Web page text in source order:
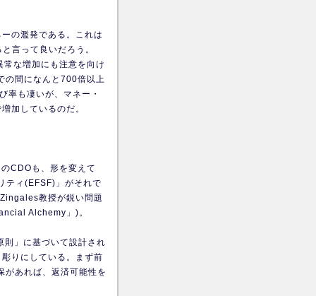
の濫発である。これは
言って良いだろう。
な増加にも注意を向け
の間になんと700倍以上
率も凄いが、マネー・
加しているのだ。
CDOも、形を変えて
ティ(EFSF)」がそれで
教授が鋭い問題
Alchemy」)。
則」に基づいて設計され
りにしている。まず前
あれば、返済可能性を